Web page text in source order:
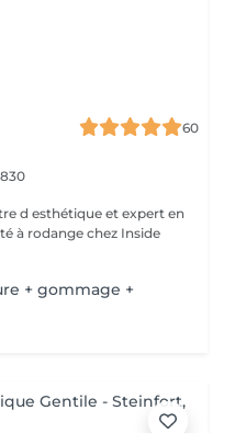
60
d esthétique et expert en
à rodange chez Inside
+ gommage +